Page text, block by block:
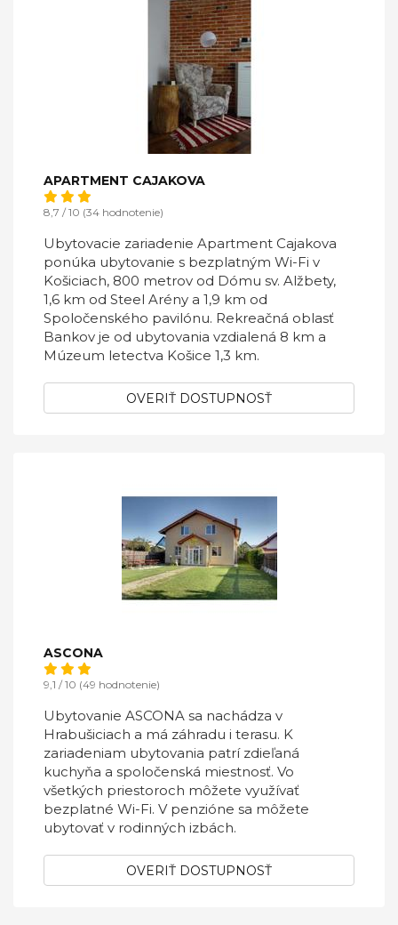
APARTMENT CAJAKOVA
8,7 / 10 (34 hodnotenie)
Ubytovacie zariadenie Apartment Cajakova
ponúka ubytovanie s bezplatným Wi-Fi v
Košiciach, 800 metrov od Dómu sv. Alžbety,
1,6 km od Steel Arény a 1,9 km od
Spoločenského pavilónu. Rekreačná oblasť
Bankov je od ubytovania vzdialená 8 km a
Múzeum letectva Košice 1,3 km.
OVERIŤ DOSTUPNOSŤ
ASCONA
9,1 / 10 (49 hodnotenie)
Ubytovanie ASCONA sa nachádza v
Hrabušiciach a má záhradu i terasu. K
zariadeniam ubytovania patrí zdieľaná
kuchyňa a spoločenská miestnosť. Vo
všetkých priestoroch môžete využívať
bezplatné Wi-Fi. V penzióne sa môžete
ubytovať v rodinných izbách.
OVERIŤ DOSTUPNOSŤ